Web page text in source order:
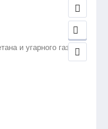
и угарного газа)